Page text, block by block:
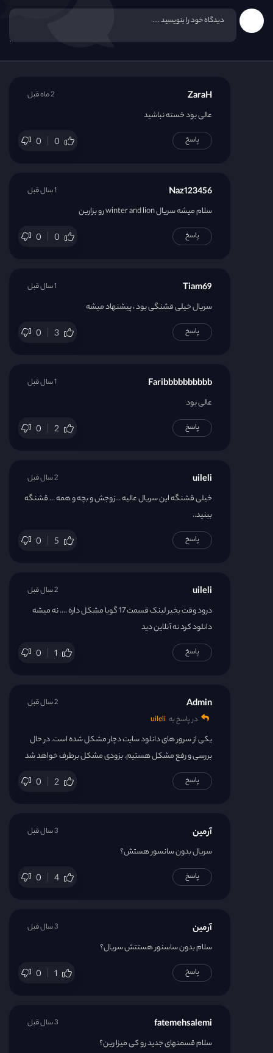
ZaraH
عالی بود خسته نباشید
0 0
2 ماه قبل
پاسخ
Naz123456
سلام میشه سریال winter and lion رو بزارین
0 0
1 سال قبل
پاسخ
Tiam69
سریال خیلی قشنگی بود ، پیشنهاد میشه
0 3
1 سال قبل
پاسخ
Faribbbbbbbbbb
عالی بود
0 2
1 سال قبل
پاسخ
uileli
خیلی قشنگه این سریال عالیه …زوجش و بچه و همه … قشنگه
ببنید..
0 5
2 سال قبل
پاسخ
uileli
درود وقت بخیر لینک قسمت 17 گویا مشکل داره …. نه میشه
دانلود کرد نه آنلاین دید
0 1
2 سال قبل
پاسخ
Admin
در پاسخ به uileli
یکی از سرور های دانلود سایت دچار مشکل شده است. در حال
بررسی و رفع مشکل هستیم. بزودی مشکل برطرف خواهد شد
0 2
2 سال قبل
پاسخ
آرمین
سریال بدون سانسور هستش؟
0 4
3 سال قبل
پاسخ
آرمین
سلام بدون ساسنور هستتش سریال؟
0 1
3 سال قبل
پاسخ
fatemehsalemi
سلام قسمتهای جدید رو کی میزا رین؟
3 سال قبل